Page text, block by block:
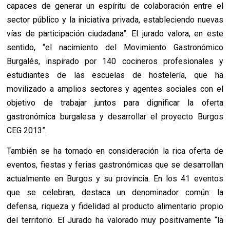
capaces de generar un espíritu decolaboración entre el
sector público y la iniciativa privada, estableciendo nuevas
vías de participación ciudadana”. El jurado valora, en este
sentido, “el nacimiento del Movimiento Gastronómico
Burgalés, inspirado por 140 cocineros profesionales y
estudiantes de las escuelas de hostelería, que ha
movilizado a amplios sectores y agentes sociales con el
objetivo de trabajar juntos para dignificar la oferta
gastronómica burgalesa y desarrollar el proyecto Burgos
CEG 2013”.
También se ha tomado en consideración la rica oferta de
eventos, fiestas y ferias gastronómicas que se desarrollan
actualmente en Burgos y su provincia. En los 41 eventos
que se celebran, destaca un denominador común: la
defensa, riqueza y fidelidad al producto alimentario propio
del territorio. El Jurado ha valorado muy positivamente “la